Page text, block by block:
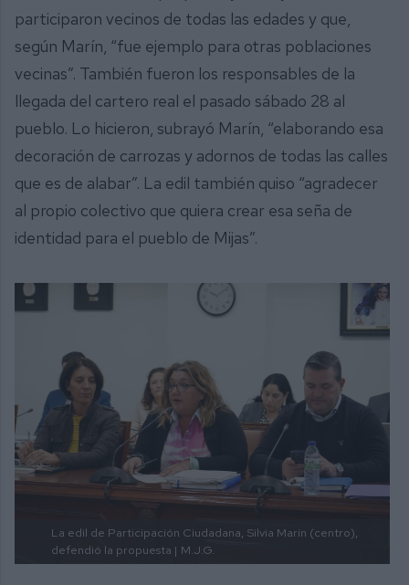
participaron vecinos de todas las edades y que,
según Marín, “fue ejemplo para otras poblaciones
vecinas”. También fueron los responsables de la
llegada del cartero real el pasado sábado 28 al
pueblo. Lo hicieron, subrayó Marín, “elaborando esa
decoración de carrozas y adornos de todas las calles
que es de alabar”. La edil también quiso “agradecer
al propio colectivo que quiera crear esa seña de
identidad para el pueblo de Mijas”.
La edil de Participación Ciudadana, Silvia Marín (centro),
defendió la propuesta | M.J.G.